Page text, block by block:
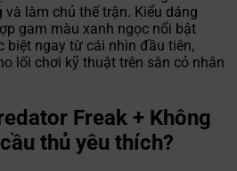
làm chủ thế trận. Kiểu dáng
gam màu xanh ngọc nổi bật
biệt ngay từ cái nhìn đầu tiên,
lối chơi kỹ thuật trên sân cỏ nhân
Freak + Không
thủ yêu thích?